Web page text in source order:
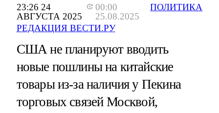
23:26 24
АВГУСТА 2025
00:00
25.08.2025
РЕДАКЦИЯ ВЕСТИ.РУ
ПОЛИТИКА
США не планируют вводить
новые пошлины на китайские
товары из-за наличия у Пекина
торговых связей Москвой,